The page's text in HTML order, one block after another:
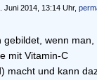
Juni 2014, 13:14 Uhr,
gebildet, wenn man,
mit Vitamin-C
macht und kann